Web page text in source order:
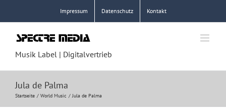
springen
Impressum Datenschutz Kontakt
Musik Label | Digitalvertrieb
Jula de Palma
Startseite World Music Jula de Palma